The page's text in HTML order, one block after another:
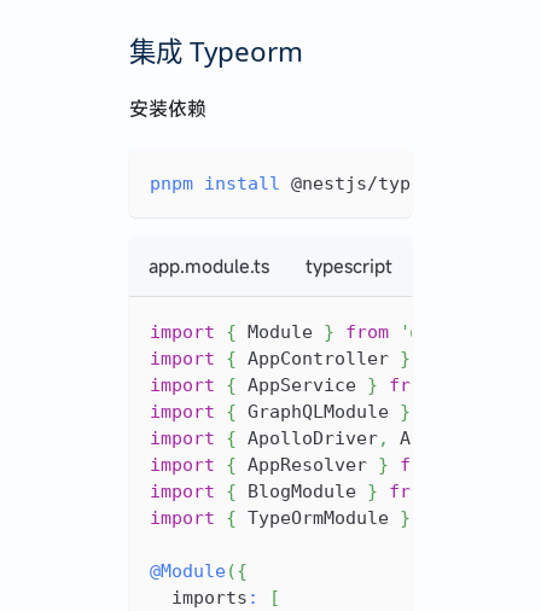
集成 Typeorm
安装依赖
pnpm install @nestjs/typeorm
app.module.ts typescript
import { Module } from
'@nestjs/
import
{ AppController }
import
{ AppService } from
import
{ GraphQLModule }
import
{ ApolloDriver,
import
{ AppResolver } from
import
{ BlogModule } from
import
{ TypeOrmModule }
@Module({
  imports
:
[